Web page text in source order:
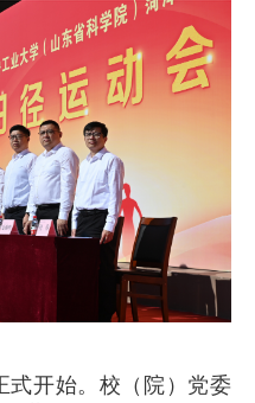
式开始。校（院）党委